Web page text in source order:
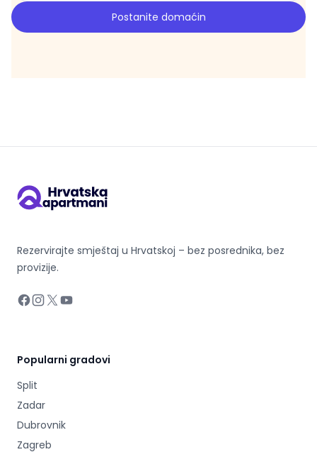
Postanite domaćin
Rezervirajte smještaj u Hrvatskoj – bez posrednika, bez
provizije.
Facebook
Instagram
X YouTube
Popularni gradovi
Split
Zadar
Dubrovnik
Zagreb